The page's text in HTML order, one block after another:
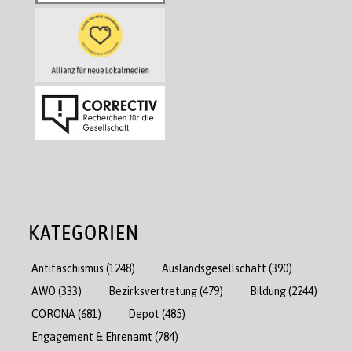
KATEGORIEN
Antifaschismus (1248) Auslandsgesellschaft (390)
AWO (333) Bezirksvertretung(479) Bildung(2244)
CORONA (681) Depot (485)
Engagement & Ehrenamt (784)